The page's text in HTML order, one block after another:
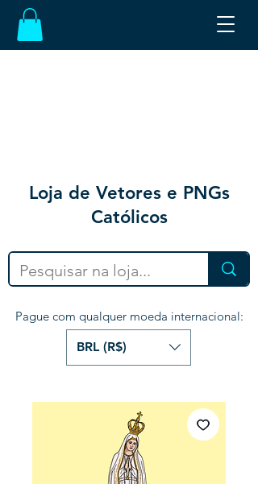
Loja de Vetores e PNGs
Católicos
BRL (R$)
Pague com qualquer moeda internacional: